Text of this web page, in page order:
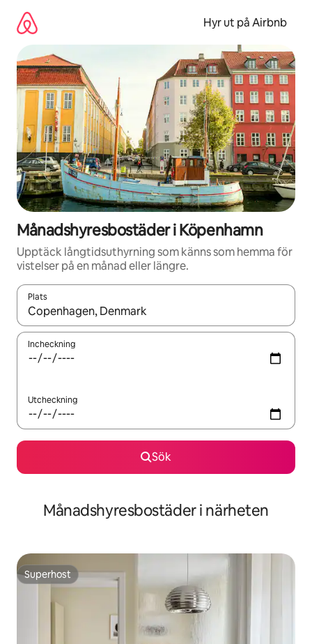
innehåll
Hyr ut på Airbnb
Månadshyresbostäder i Köpenhamn
Upptäck långtidsuthyrning som känns som hemma för
vistelser på en månad eller längre.
Plats
När resultaten är tillgängliga kan du navigera med upp- och
Incheckning
Utcheckning
Sök
Månadshyresbostäder i närheten
Superhost
Superhost